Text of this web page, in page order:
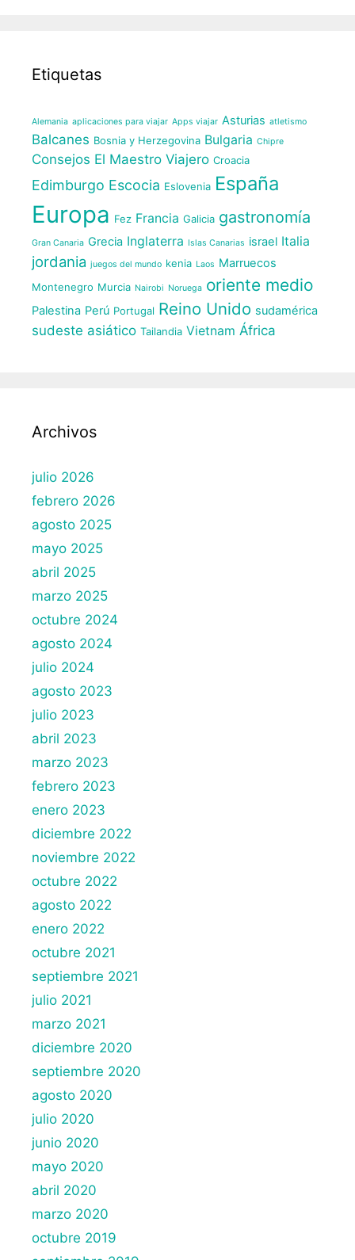
Etiquetas
Alemania aplicaciones para viajar Apps viajar Asturias atletismo
Balcanes Bosnia y Herzegovina Bulgaria Chipre
Consejos El Maestro Viajero Croacia
Edimburgo Escocia Eslovenia España
Europa Fez Francia Galicia gastronomía
Gran Canaria Grecia Inglaterra Islas Canarias israel Italia
jordania juegos del mundo kenia Laos Marruecos
Montenegro Murcia Nairobi Noruega oriente medio
Palestina Perú Portugal Reino Unido sudamérica
sudeste asiático Tailandia Vietnam África
Archivos
julio 2026
febrero 2026
agosto 2025
mayo 2025
abril 2025
marzo 2025
octubre 2024
agosto 2024
julio 2024
agosto 2023
julio 2023
abril 2023
marzo 2023
febrero 2023
enero 2023
diciembre 2022
noviembre 2022
octubre 2022
agosto 2022
enero 2022
octubre 2021
septiembre 2021
julio 2021
marzo 2021
diciembre 2020
septiembre 2020
agosto 2020
julio 2020
junio 2020
mayo 2020
abril 2020
marzo 2020
octubre 2019